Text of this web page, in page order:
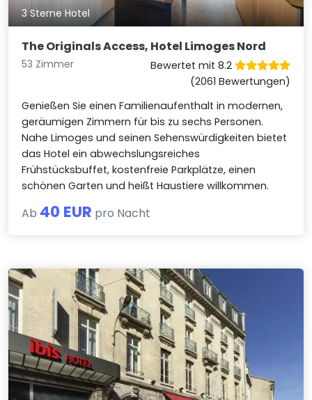
3 Sterne Hotel
The Originals Access, Hotel Limoges Nord
53 Zimmer
Bewertet mit 8.2
(2061 Bewertungen)
Genießen Sie einen Familienaufenthalt in modernen,
geräumigen Zimmern für bis zu sechs Personen.
Nahe Limoges und seinen Sehenswürdigkeiten bietet
das Hotel ein abwechslungsreiches
Frühstücksbuffet, kostenfreie Parkplätze, einen
schönen Garten und heißt Haustiere willkommen.
Ab 40 EUR pro Nacht